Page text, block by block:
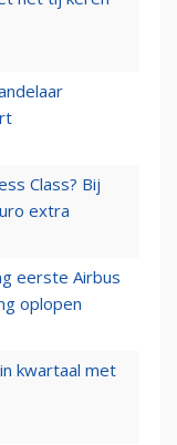
Class? Bij
extra
eerste Airbus
oplopen
kwartaal met